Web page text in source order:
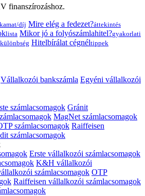
finanszírozáshoz.
kamat/díj Mire elég a fedezet?áttekintés
lista Mikor jó a folyószámlahitel?gyakorlati
különbség Hitelbírálat cégnéltippek
Vállalkozói bankszámla Egyéni vállalkozói
számlacsomagok Gránit
MagNet számlacsomagok
számlacsomagok Raiffeisen
számlacsomagok
Erste vállalkozói számlacsomagok
K&H vállalkozói
számlacsomagok OTP
Raiffeisen vállalkozói számlacsomagok